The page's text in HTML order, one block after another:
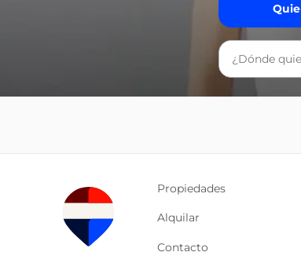
Propiedades
Alquilar
Contacto